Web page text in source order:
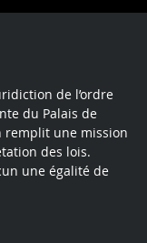
Instagram
de l’ordre
du Palais de
remplit une mission
des lois.
une égalité de